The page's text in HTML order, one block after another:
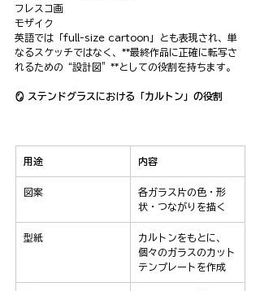
フレスコ画
モザイク
英語では「full-size cartoon」とも表現され、単
なるスケッチではなく、**最終作品に正確に転写さ
れるための“設計図”**としての役割を持ちます。
🪞 ステンドグラスにおける「カルトン」の役割
用途 内容
図案
各ガラス片の色・形
状・つながりを描く
型紙
カルトンをもとに、
個々のガラスのカット
テンプレートを作成